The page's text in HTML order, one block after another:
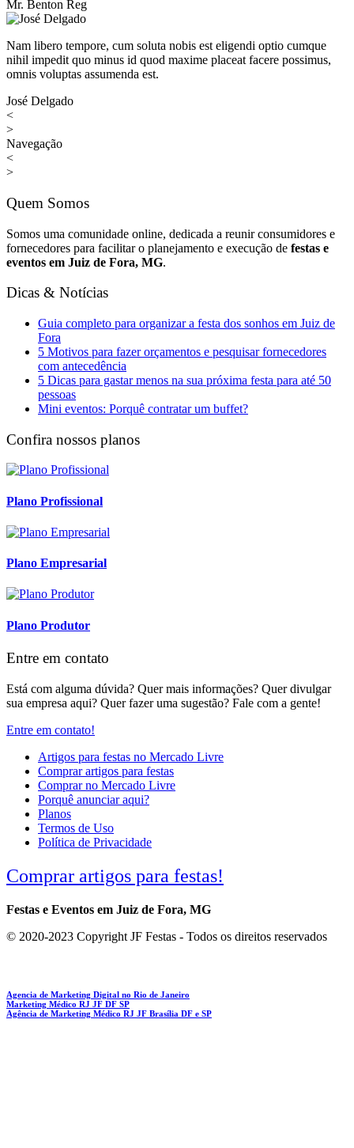
Mr. Benton Reg
Nam libero tempore, cum soluta nobis est eligendi optio cumque
nihil impedit quo minus id quod maxime placeat facere possimus,
omnis voluptas assumenda est.
José Delgado
<
>
Navegação
<
>
Quem Somos
Somos uma comunidade online, dedicada a reunir consumidores e
fornecedores para facilitar o planejamento e execução de festas e
eventos em Juiz de Fora, MG.
Dicas & Notícias
Guia completo para organizar a festa dos sonhos em Juiz de
Fora
5 Motivos para fazer orçamentos e pesquisar fornecedores
com antecedência
5 Dicas para gastar menos na sua próxima festa para até 50
pessoas
Mini eventos: Porquê contratar um buffet?
Confira nossos planos
Plano Profissional
Plano Empresarial
Plano Produtor
Entre em contato
Está com alguma dúvida? Quer mais informações? Quer divulgar
sua empresa aqui? Quer fazer uma sugestão? Fale com a gente!
Entre em contato!
Artigos para festas no Mercado Livre
Comprar artigos para festas
Comprar no Mercado Livre
Porquê anunciar aqui?
Planos
Termos de Uso
Política de Privacidade
Comprar artigos para festas!
Festas e Eventos em Juiz de Fora, MG
© 2020-2023 Copyright JF Festas - Todos os direitos reservados
Agencia de Marketing Digital no Rio de Janeiro
Marketing Médico RJ JF DF SP
Agência de Marketing Médico RJ JF Brasília DF e SP